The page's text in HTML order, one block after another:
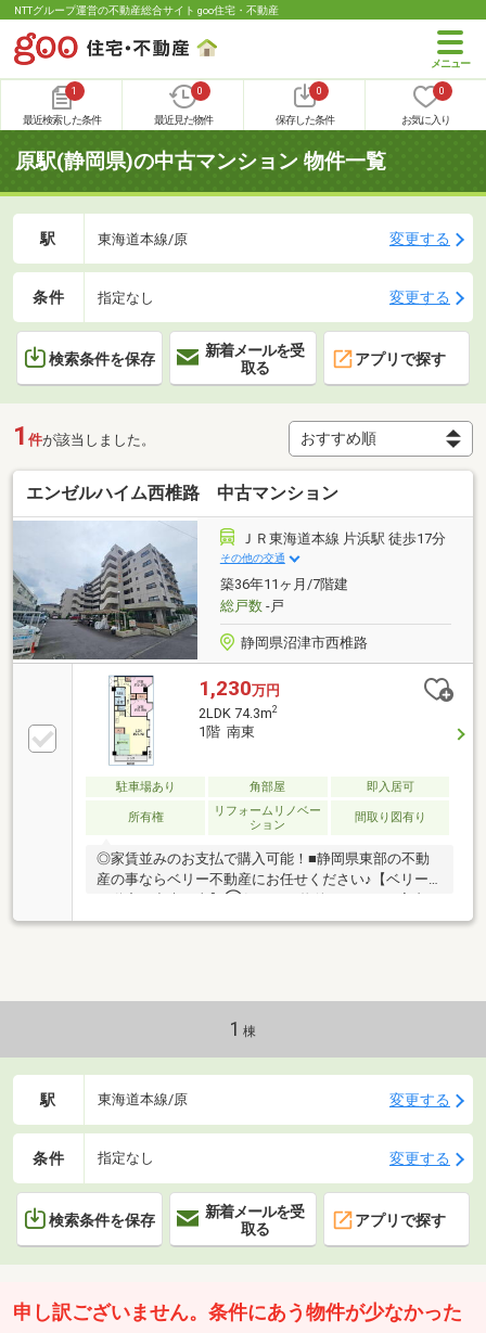
NTTグループ運営の不動産総合サイト goo住宅・不動産
1
最近検索した条件
0
最近見た物件
0
保存した条件
0
お気に入り
原駅(静岡県)の中古マンション 物件一覧
駅 東海道本線/原 変更する
条件 指定なし 変更する
検索条件を保存
新着メールを受
取る
アプリで探す
1 件が該当しました。
エンゼルハイム西椎路 中古マンション
ＪＲ東海道本線 片浜駅 徒歩17分
その他の交通
築36年11ヶ月/7階建
総戸数-戸
静岡県沼津市西椎路
1,230万円
2LDK 74.3m2
1階 南東
駐車場あり 角部屋 即入居可
所有権
リフォームリノベー
ション
間取り図有り
◎家賃並みのお支払で購入可能！■静岡県東部の不動
産の事ならベリー不動産にお任せください♪【ベリー
不動産で出来る事】①気になる物件まとめてご案内い
たします！ ※静岡県東部の新築ならほぼ全ての物件
いたします！ ※買ったあとが本当のお付き合いです♪
お家の不具合や税申告・補助金申請もお手伝い♪④火
災保険などのご提案も可能です♪お気軽にご相談くだ
1 棟
駅 東海道本線/原 変更する
条件 指定なし 変更する
検索条件を保存
新着メールを受
取る
アプリで探す
申し訳ございません。条件にあう物件が少なかった